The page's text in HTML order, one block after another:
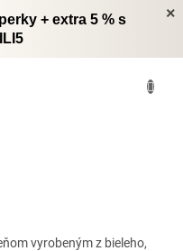
×
+ extra 5 % s
vyrobeným z bieleho,